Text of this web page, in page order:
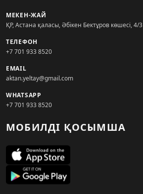
МЕКЕН-ЖАЙ
ҚР, Астана қаласы, Әбікен Бектұров көшесі, 4/3
ТЕЛЕФОН
+7 701 933 8520
EMAIL
aktan.yeltay@gmail.com
WHATSAPP
+7 701 933 8520
МОБИЛДІ ҚОСЫМША